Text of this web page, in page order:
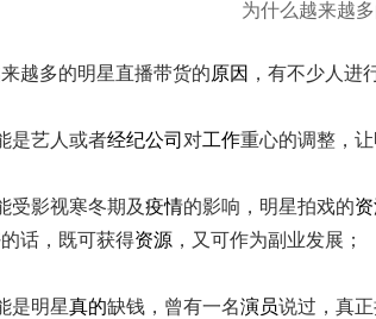
为什么越来越
越多的明星直播带货的原因 ，有不少人进
是艺人或者经纪公司 对工作重心的调整，
受影视寒冬期及疫情的影响，明星拍戏的
话，既可获得资源 ，又可作为副业发展；
是明星真的缺钱，曾有一名演员说过，真